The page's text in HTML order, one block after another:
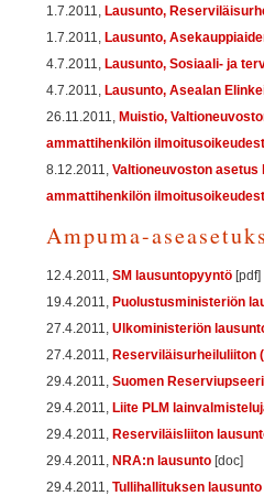
1.7.2011, Lausunto,
1.7.2011, Lausunto,
4.7.2011, Lausunto, Sosiaali- ja
4.7.2011, Lausunto, Asealan
26.11.2011, Muistio,
ammattihenkilön
8.12.2011, Valtioneuvoston
ammattihenkilön
Ampuma-
12.4.2011, SM lausuntopyyntö [pdf]
19.4.2011, Puolustusministeriön
27.4.2011, Ulkoministeriön
27.4.2011, Reserviläisurheiluliiton
29.4.2011, Suomen
29.4.2011, Liite PLM
29.4.2011, Reserviläisliiton
29.4.2011, NRA:n lausunto [doc]
29.4.2011, Tullihallituksen lausunto